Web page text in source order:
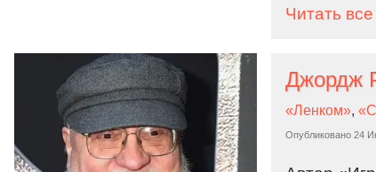
Читать
Опубликовано 24
«Ленком»,